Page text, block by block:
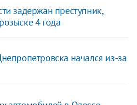
задержан преступник,
4 года
начался из-за